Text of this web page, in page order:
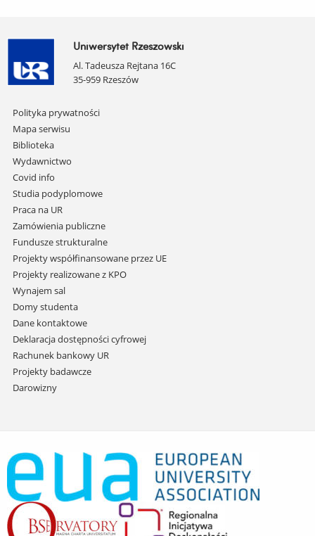
Uniwersytet Rzeszowski
Al. Tadeusza Rejtana 16C
35-959 Rzeszów
Pomiń
nawigację
i
przejdź
do
treści
Polityka prywatności
Mapa serwisu
Biblioteka
Wydawnictwo
Covid info
Studia podyplomowe
Praca na UR
Zamówienia publiczne
Fundusze strukturalne
Projekty współfinansowane przez UE
Projekty realizowane z KPO
Wynajem sal
Domy studenta
Dane kontaktowe
Deklaracja dostępności cyfrowej
Rachunek bankowy UR
Projekty badawcze
Darowizny